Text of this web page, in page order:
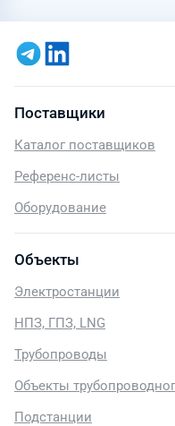
Поставщики
Каталог поставщиков
Референс-листы
Оборудование
Объекты
Электростанции
НПЗ, ГПЗ, LNG
Трубопроводы
Объекты
Подстанции